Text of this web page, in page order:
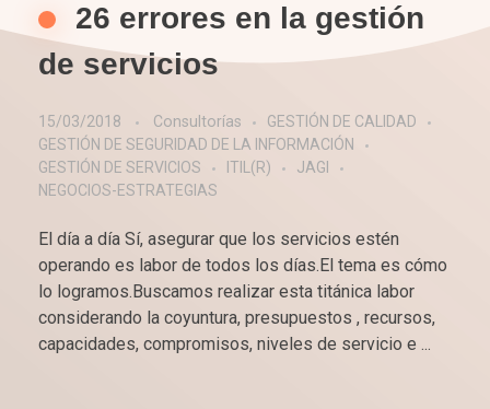
26 errores en la gestión
de servicios
15/03/2018 Consultorías
GESTIÓN DE CALIDAD
GESTIÓN DE SEGURIDAD DE LA INFORMACIÓN
GESTIÓN DE SERVICIOS
ITIL(R)
JAGI
NEGOCIOS-ESTRATEGIAS
El día a día Sí, asegurar que los servicios estén
operando es labor de todos los días.El tema es cómo
lo logramos.Buscamos realizar esta titánica labor
considerando la coyuntura, presupuestos , recursos,
capacidades, compromisos, niveles de servicio e ...